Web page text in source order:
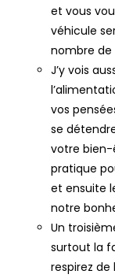
et vous
véhicule
nombre de
J’y vois
vos
se
votre bien-
pratique
et ensuite
notre
Un
surtout la
respirez de